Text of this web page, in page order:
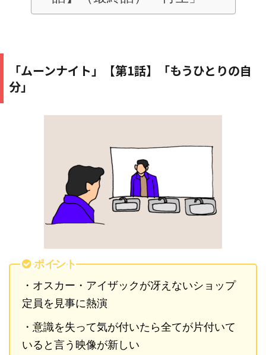
「ムーンナイト」【第1話】「もうひとりの自
分」
ポイント
・オスカー・アイザックが冴えないショップ
定員を見事に熱演
・意識を失って気が付いたら全てが片付いて
いると言う映像が新しい